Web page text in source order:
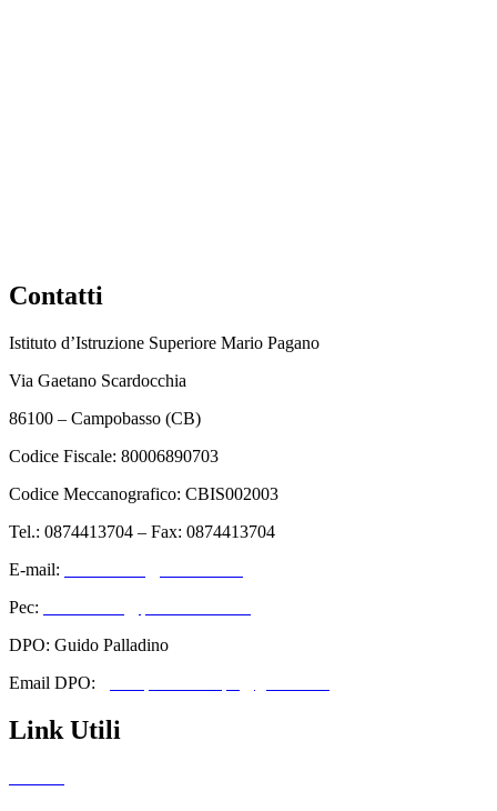
Contatti
Istituto d’Istruzione Superiore Mario Pagano
Via Gaetano Scardocchia
86100 – Campobasso (CB)
Codice Fiscale: 80006890703
Codice Meccanografico: CBIS002003
Tel.: 0874413704 – Fax: 0874413704
E-mail:
Pec:
DPO: Guido Palladino
Email DPO:
Link Utili